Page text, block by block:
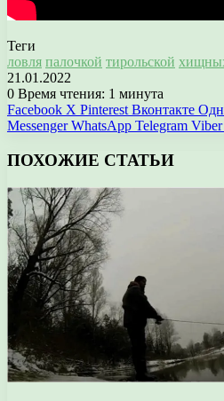
Теги
ловля палочкой тирольской
21.01.2022
0 Время чтения: 1 минута
Facebook X Pinterest Вконтакте
Messenger WhatsApp Telegram Viber
ПОХОЖИЕ СТАТЬИ